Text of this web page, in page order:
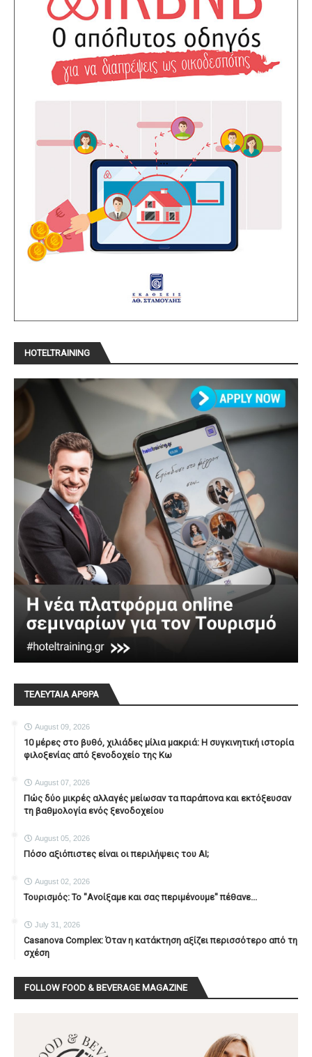
HOTELTRAINING
ΤΕΛΕΥΤΑΙΑ ΑΡΘΡΑ
August 09, 2026
10 μέρες στο βυθό, χιλιάδες μίλια μακριά: Η συγκινητική ιστορία
φιλοξενίας από ξενοδοχείο της Κω
August 07, 2026
Πώς δύο μικρές αλλαγές μείωσαν τα παράπονα και εκτόξευσαν
τη βαθμολογία ενός ξενοδοχείου
August 05, 2026
Πόσο αξιόπιστες είναι οι περιλήψεις του ΑΙ;
August 02, 2026
Τουρισμός: Το "Ανοίξαμε και σας περιμένουμε" πέθανε...
July 31, 2026
Casanova Complex: Όταν η κατάκτηση αξίζει περισσότερο από τη
σχέση
FOLLOW FOOD & BEVERAGE MAGAZINE